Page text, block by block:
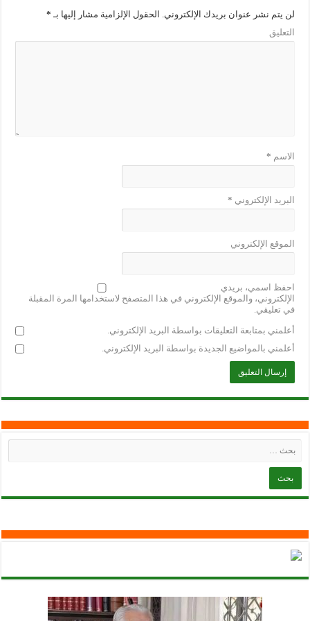
لن يتم نشر عنوان بريدك الإلكتروني. الحقول الإلزامية مشار إليها بـ *
التعليق
الاسم *
البريد الإلكتروني *
الموقع الإلكتروني
احفظ اسمي، بريدي
الإلكتروني، والموقع الإلكتروني في هذا المتصفح لاستخدامها المرة المقبلة
في تعليقي.
أعلمني بمتابعة التعليقات بواسطة البريد الإلكتروني.
أعلمني بالمواضيع الجديدة بواسطة البريد الإلكتروني.